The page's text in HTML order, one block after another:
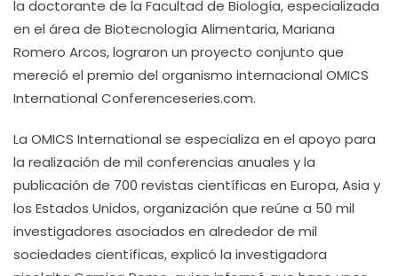
la doctorante de la Facultad de Biología, especializada
en el área de Biotecnología Alimentaria, Mariana
Romero Arcos, lograron un proyecto conjunto que
mereció el premio del organismo internacional OMICS
International Conferenceseries.com.
La OMICS International se especializa en el apoyo para
la realización de mil conferencias anuales y la
publicación de 700 revistas científicas en Europa, Asia y
los Estados Unidos, organización que reúne a 50 mil
investigadores asociados en alrededor de mil
sociedades científicas, explicó la investigadora